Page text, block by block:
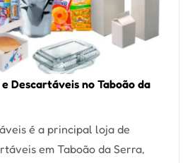
–
São
Carlos
SP
Descartáveis no Taboão da
é a principal loja de
em Taboão da Serra,